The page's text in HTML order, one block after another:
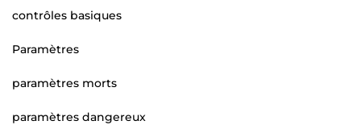
contrôles basiques
Paramètres
paramètres morts
paramètres dangereux